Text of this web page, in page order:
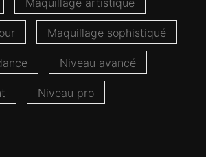
Maquillage sophistiqué
Niveau avancé
Niveau pro